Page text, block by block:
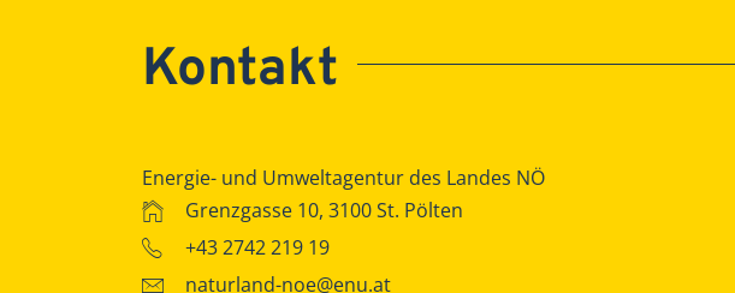
Kontakt
Energie- und Umweltagentur des Landes NÖ
Grenzgasse 10, 3100 St. Pölten
+43 2742 219 19
naturland-noe@enu.at